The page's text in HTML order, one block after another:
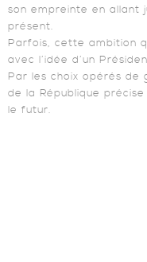
son empreinte en allant
présent.
Parfois, cette ambition
avec l’idée d’un
Par les choix opérés de
de la République
le futur.